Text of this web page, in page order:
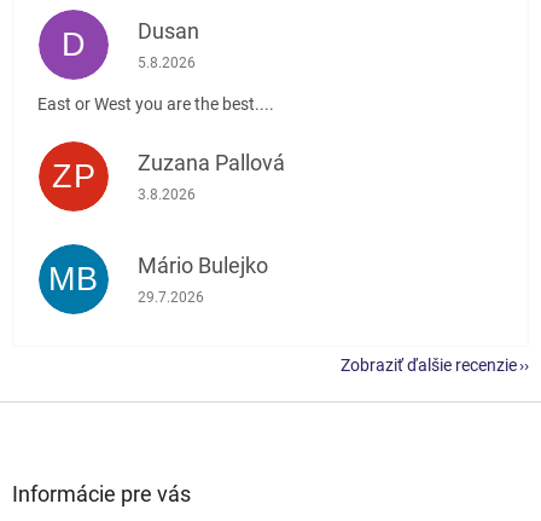
D Dusan
Hodnotenie obchodu je 5 z 5 hviezdičiek.
5.8.2026
East or West you are the best....
ZP Zuzana Pallová
Hodnotenie obchodu je 5 z 5 hviezdičiek.
3.8.2026
MB Mário Bulejko
Hodnotenie obchodu je 5 z 5 hviezdičiek.
29.7.2026
Zobraziť ďalšie recenzie
Informácie pre vás